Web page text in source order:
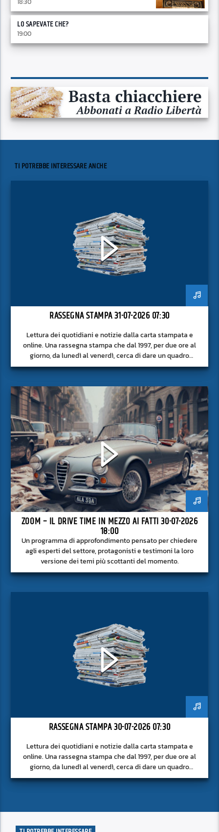
LO SAPEVATE CHE?
19:00
TI POTREBBE INTERESSARE ANCHE
RASSEGNA STAMPA 31-07-2026 07:30
Lettura dei quotidiani e notizie dalla carta stampata e
online. Una rassegna stampa che dal 1997, per due ore al
giorno, da lunedì al venerdì, cerca di dare un quadro
approfondito delle notizie del giorno, senza fermarsi alla
ZOOM – IL DRIVE TIME IN MEZZO AI FATTI 30-07-2026
18:00
Un programma di approfondimento pensato per chiedere
agli esperti del settore, protagonisti e testimoni la loro
versione dei temi più scottanti del momento.
RASSEGNA STAMPA 30-07-2026 07:30
Lettura dei quotidiani e notizie dalla carta stampata e
online. Una rassegna stampa che dal 1997, per due ore al
giorno, da lunedì al venerdì, cerca di dare un quadro
approfondito delle notizie del giorno, senza fermarsi alla